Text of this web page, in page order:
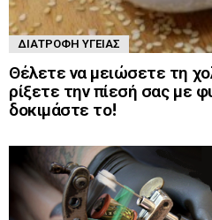
ΔΙΑΤΡΟΦΉ ΥΓΕΊΑΣ
Θέλετε να μειώσετε τη
ρίξετε την πίεσή σας με
δοκιμάστε το!